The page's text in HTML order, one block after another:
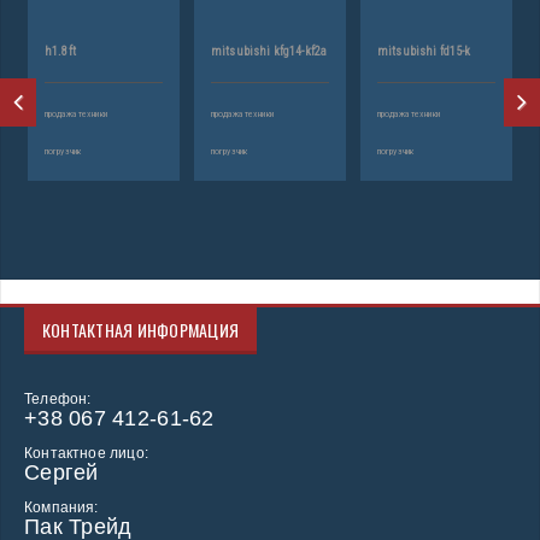
h1.8ft
продажа техники
погрузчик
mitsubishi kfg14-kf2a
продажа техники
погрузчик
mitsubishi fd15-k
продажа техники
погрузчик
КОНТАКТНАЯ ИНФОРМАЦИЯ
Телефон:
+38 067 412-61-62
Контактное лицо:
Сергей
Компания:
Пак Трейд